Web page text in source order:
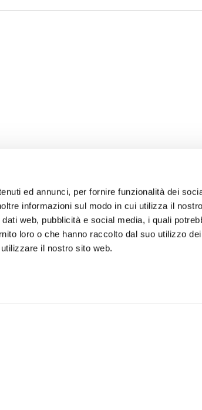
ed annunci, per fornire funzionalità dei
informazioni sul modo in cui utilizza il
web, pubblicità e social media, i quali
loro o che hanno raccolto dal suo utilizzo
il nostro sito web.